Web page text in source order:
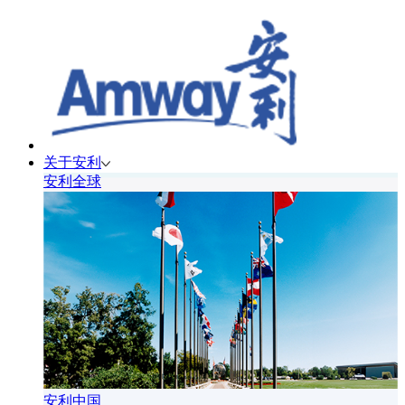
关于安利
安利全球
安利中国